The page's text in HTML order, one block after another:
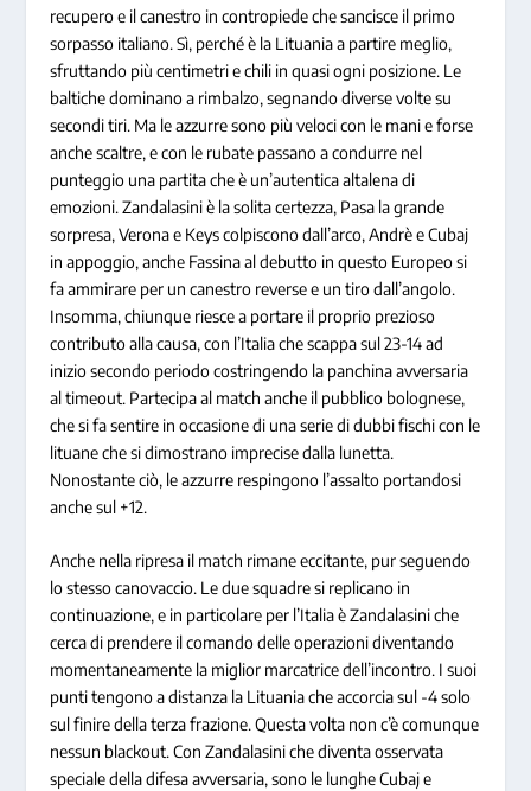
recupero e il canestro in contropiede che sancisce il primo
sorpasso italiano. Sì, perché è la Lituania a partire meglio,
sfruttando più centimetri e chili in quasi ogni posizione. Le
baltiche dominano a rimbalzo, segnando diverse volte su
secondi tiri. Ma le azzurre sono più veloci con le mani e forse
anche scaltre, e con le rubate passano a condurre nel
punteggio una partita che è un’autentica altalena di
emozioni. Zandalasini è la solita certezza, Pasa la grande
sorpresa, Verona e Keys colpiscono dall’arco, Andrè e Cubaj
in appoggio, anche Fassina al debutto in questo Europeo si
fa ammirare per un canestro reverse e un tiro dall’angolo.
Insomma, chiunque riesce a portare il proprio prezioso
contributo alla causa, con l’Italia che scappa sul 23-14 ad
inizio secondo periodo costringendo la panchina avversaria
al timeout. Partecipa al match anche il pubblico bolognese,
che si fa sentire in occasione di una serie di dubbi fischi con le
lituane che si dimostrano imprecise dalla lunetta.
Nonostante ciò, le azzurre respingono l’assalto portandosi
anche sul +12.
Anche nella ripresa il match rimane eccitante, pur seguendo
lo stesso canovaccio. Le due squadre si replicano in
continuazione, e in particolare per l’Italia è Zandalasini che
cerca di prendere il comando delle operazioni diventando
momentaneamente la miglior marcatrice dell’incontro. I suoi
punti tengono a distanza la Lituania che accorcia sul -4 solo
sul finire della terza frazione. Questa volta non c’è comunque
nessun blackout. Con Zandalasini che diventa osservata
speciale della difesa avversaria, sono le lunghe Cubaj e